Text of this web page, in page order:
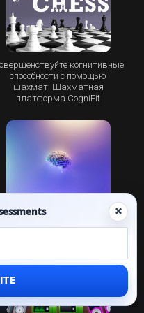
когнитивные
способности с помощью
шахмат: Шахматная
платформа CogniFit
Традиционные или
×